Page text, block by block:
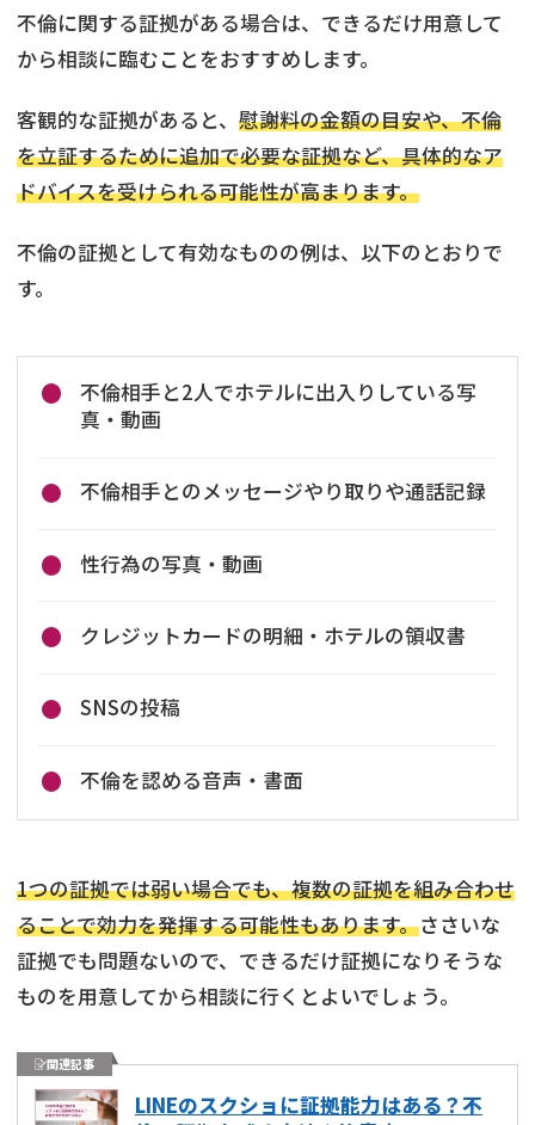
不倫に関する証拠がある場合は、できるだけ用意して
から相談に臨むことをおすすめします。
客観的な証拠があると、 慰謝料の金額の目安や、不倫
を立証するために追加で必要な証拠など、具体的なア
ドバイスを受けられる可能性が高まります。
不倫の証拠として有効なものの例は、以下のとおりで
す。
不倫相手と2人でホテルに出入りしている写
真・動画
不倫相手とのメッセージやり取りや通話記録
性行為の写真・動画
クレジットカードの明細・ホテルの領収書
SNSの投稿
不倫を認める音声・書面
1つの証拠では弱い場合でも、複数の証拠を組み合わせ
ることで効力を発揮する可能性もあります。ささいな
証拠でも問題ないので、できるだけ証拠になりそうな
ものを用意してから相談に行くとよいでしょう。
関連記事
LINEのスクショに証拠能力はある？不